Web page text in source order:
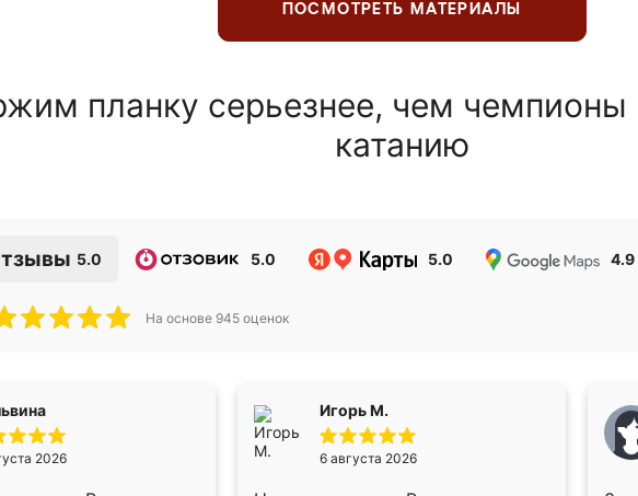
ПОСМОТРЕТЬ МАТЕРИАЛЫ
планку серьезнее, чем чемпионы
катанию
5.0 5.0 5.0 4.9
На основе 945 оценок
2026
Игорь М.
6 августа 2026